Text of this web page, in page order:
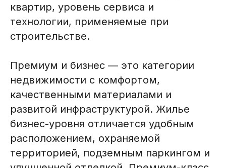
квартир, уровень сервиса и
технологии, применяемые при
строительстве.
Премиум и бизнес — это категории
недвижимости с комфортом,
качественными материалами и
развитой инфраструктурой. Жилье
бизнес-уровня отличается удобным
расположением, охраняемой
территорией, подземным паркингом и